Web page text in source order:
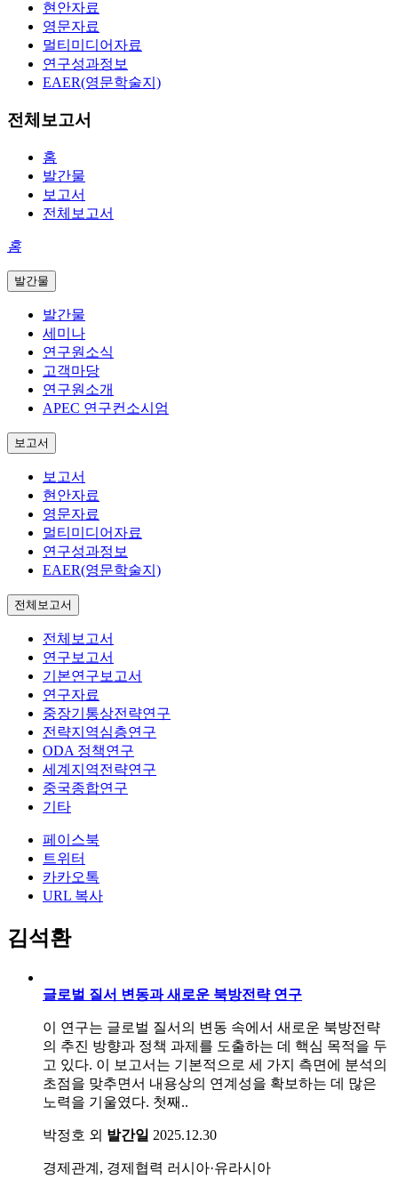
현안자료
영문자료
멀티미디어자료
연구성과정보
EAER(영문학술지)
전체보고서
홈
발간물
보고서
전체보고서
홈
발간물
발간물
세미나
연구원소식
고객마당
연구원소개
APEC 연구컨소시엄
보고서
보고서
현안자료
영문자료
멀티미디어자료
연구성과정보
EAER(영문학술지)
전체보고서
전체보고서
연구보고서
기본연구보고서
연구자료
중장기통상전략연구
전략지역심층연구
ODA 정책연구
세계지역전략연구
중국종합연구
기타
페이스북
트위터
카카오톡
URL 복사
김석환
글로벌 질서 변동과 새로운 북방전략 연구
이 연구는 글로벌 질서의 변동 속에서 새로운 북방전략
의 추진 방향과 정책 과제를 도출하는 데 핵심 목적을 두
고 있다. 이 보고서는 기본적으로 세 가지 측면에 분석의
초점을 맞추면서 내용상의 연계성을 확보하는 데 많은
노력을 기울였다. 첫째..
박정호 외 발간일 2025.12.30
경제관계, 경제협력 러시아·유라시아